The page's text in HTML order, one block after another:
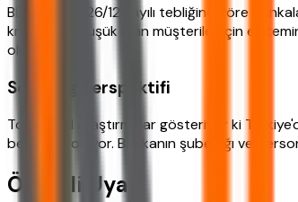
BDDK'nın 2026/12 sayılı tebliğine göre
kredi notu düşük olan müşteriler için ek
olun.
Sosyolog Perspektifi
Toplumsal araştırmalar gösteriyor ki
belirleyici oluyor. Bankanın şube ağı ve
Önemli Uyarı